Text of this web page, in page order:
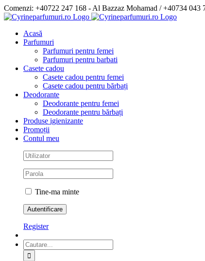
Skip
to
Comenzi: +40722 247 168 - Al Bazzaz Mohamad / +40734 043
Facebook
Acasă
Parfumuri
Parfumuri pentru femei
Parfumuri pentru barbati
Casete cadou
Casete cadou pentru femei
Casete cadou pentru bărbați
Deodorante
Deodorante pentru femei
Deodorante pentru bărbați
Produse igienizante
Promoții
Contul meu
Tine-ma minte
Register
Cautare...